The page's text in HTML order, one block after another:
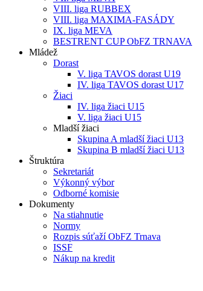
VIII. liga RUBBEX
VIII. liga MAXIMA-FASÁDY
IX. liga MEVA
BESTRENT CUP ObFZ TRNAVA
Mládež
Dorast
V. liga TAVOS dorast U19
IV. liga TAVOS dorast U17
Žiaci
IV. liga žiaci U15
V. liga žiaci U15
Mladší žiaci
Skupina A mladší žiaci U13
Skupina B mladší žiaci U13
Štruktúra
Sekretariát
Výkonný výbor
Odborné komisie
Dokumenty
Na stiahnutie
Normy
Rozpis súťaží ObFZ Trnava
ISSF
Nákup na kredit